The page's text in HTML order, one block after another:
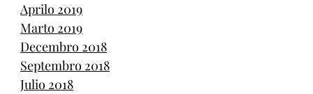
Aprilo 2019
Marto 2019
Decembro 2018
Septembro 2018
Julio 2018